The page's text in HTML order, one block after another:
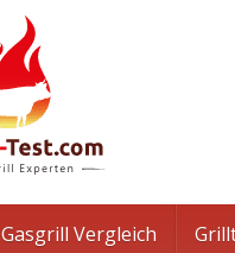
Gasgrill Vergleich